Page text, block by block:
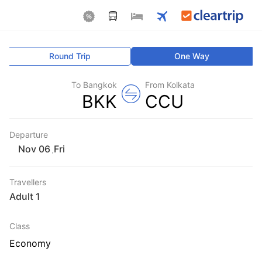
One Way
Round Trip
From Kolkata
CCU
To Bangkok
BKK
Departure
Fri
Travellers
1 Adult
Class
Economy